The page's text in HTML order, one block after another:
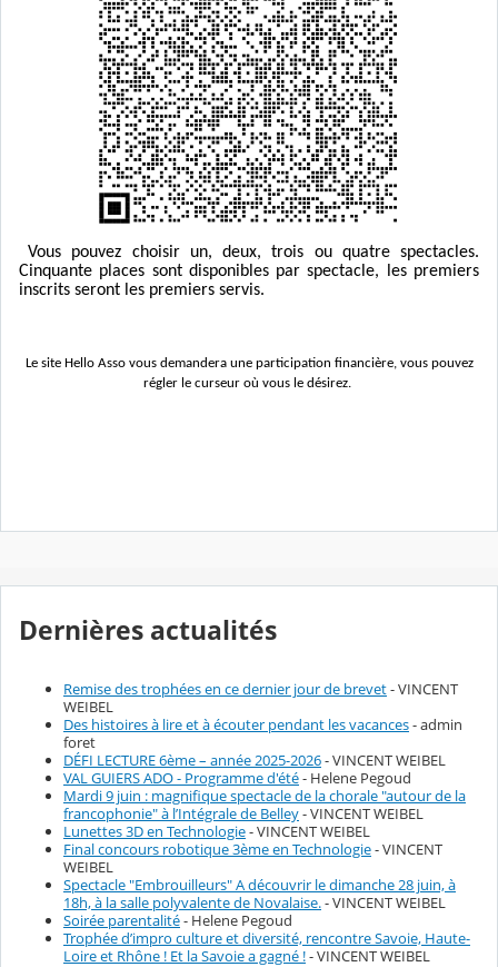
Vous pouvez choisir un, deux, trois ou quatre spectacles.
Cinquante places sont disponibles par spectacle, les premiers
inscrits seront les premiers servis.
Le site Hello Asso vous demandera une participation financière, vous pouvez
régler le curseur où vous le désirez.
Dernières actualités
Remise des trophées en ce dernier jour de brevet- VINCENT
WEIBEL
Des histoires à lire et à écouter pendant les vacances- admin
foret
DÉFI LECTURE 6ème – année 2025-2026- VINCENT WEIBEL
VAL GUIERS ADO - Programme d'été- Helene Pegoud
Mardi 9 juin : magnifique spectacle de la chorale "autour de la
francophonie" à l’Intégrale de Belley- VINCENT WEIBEL
Lunettes 3D en Technologie- VINCENT WEIBEL
Final concours robotique 3ème en Technologie- VINCENT
WEIBEL
Spectacle "Embrouilleurs" A découvrir le dimanche 28 juin, à
18h, à la salle polyvalente de Novalaise.- VINCENT WEIBEL
Soirée parentalité- Helene Pegoud
Trophée d’impro culture et diversité, rencontre Savoie, Haute-
Loire et Rhône ! Et la Savoie a gagné !- VINCENT WEIBEL